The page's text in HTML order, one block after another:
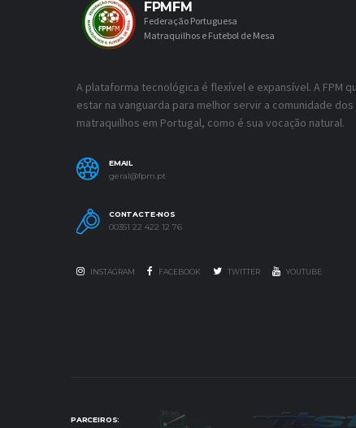
FPMFM
Federação Portuguesa
Matraquilhos e Futebol de Mesa
A plataforma tecnológica é flexível e expansível. A FPM
estar na vanguarda para melhor servir a comunidade dos
matraquilhos em Portugal, como é sua vocação natural.
EMAIL
geral@fpm.pt
CONTACTE-NOS
00351 22 422 12 76
INSTAGRAM FACEBOOK TWITTER YOUTUBE
PARCEIROS: